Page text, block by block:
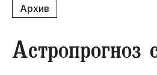
Архив
Астропрогноз